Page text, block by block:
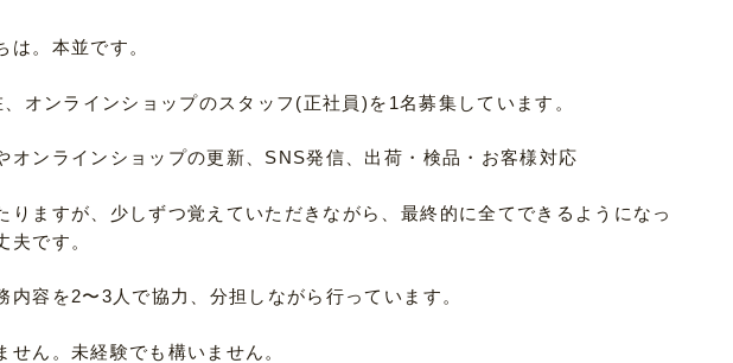
は。本並です。
オンラインショップのスタッフ(正社員)を1名募集しています。
オンラインショップの更新、SNS発信、出荷・検品・お客様対応
りますが、少しずつ覚えていただきながら、最終的に全てできるようになっ
夫です。
内容を2〜3人で協力、分担しながら行っています。
せん。未経験でも構いません。